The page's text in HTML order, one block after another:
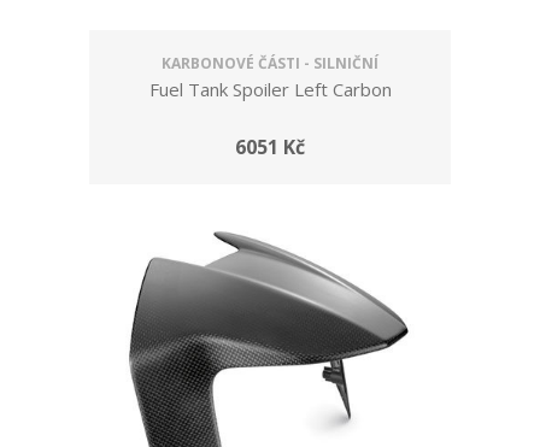
KARBONOVÉ ČÁSTI - SILNIČNÍ
Fuel Tank Spoiler Left Carbon
6051 Kč